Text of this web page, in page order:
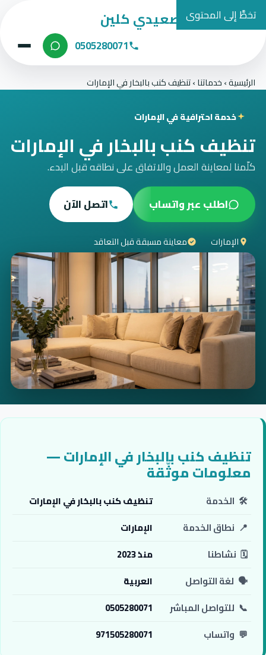
تخطَّ إلى المحتوى
شركة الصعيدي كلين
0505280071
الرئيسية›خدماتنا›تنظيف كنب بالبخار في الإمارات
خدمة احترافية في الإمارات
تنظيف كنب بالبخار في الإمارات
كلّمنا لمعاينة العمل والاتفاق على نطاقه قبل البدء.
اطلب عبر واتساب
اتصل الآن
الإمارات معاينة مسبقة قبل التعاقد
تنظيف كنب بالبخار في الإمارات —
معلومات موثّقة
🛠️ الخدمة
تنظيف كنب بالبخار في الإمارات
📍 نطاق الخدمة
الإمارات
🗓️ نشاطنا
منذ 2023
🗣️ لغة التواصل
العربية
📞 للتواصل المباشر
0505280071
💬 واتساب 971505280071